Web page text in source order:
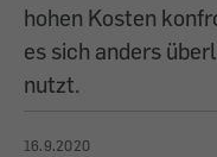
hohen Kosten
es sich anders
nutzt.
16.9.2020